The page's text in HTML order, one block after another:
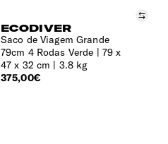
ECODIVER
Saco de Viagem Grande
79cm 4 Rodas Verde
79 x
47 x 32 cm | 3.8 kg
375,00€